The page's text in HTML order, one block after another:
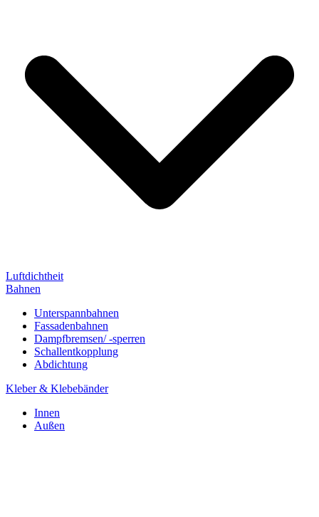
Luftdichtheit
Bahnen
Unterspannbahnen
Fassadenbahnen
Dampfbremsen/ -sperren
Schallentkopplung
Abdichtung
Kleber & Klebebänder
Innen
Außen